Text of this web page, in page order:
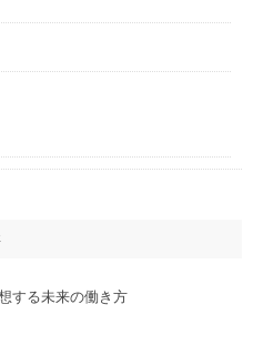
する未来の働き方